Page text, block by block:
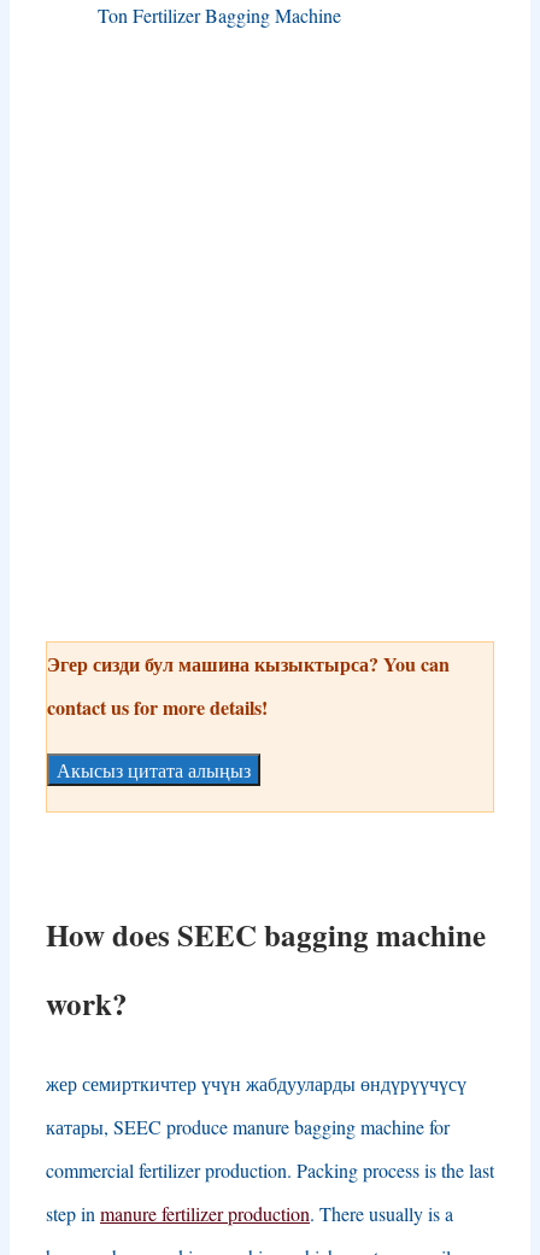
Ton Fertilizer Bagging Machine
Эгер сизди бул машина кызыктырса? You can
contact us for more details!
Акысыз цитата алыңыз
How does SEEC bagging machine
work?
жер семирткичтер үчүн жабдууларды өндүрүүчүсү
катары, SEEC produce manure bagging machine for
commercial fertilizer production. Packing process is the last
step inmanure fertilizer production. There usually is a